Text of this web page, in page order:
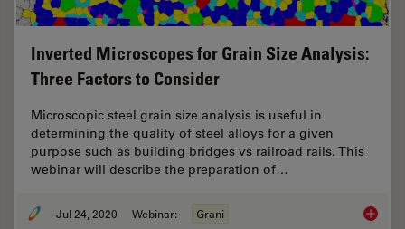
Inverted Microscopes for Grain Size Analysis:
Three Factors to Consider
Microscopic steel grain size analysis is useful in
determining the quality of steel alloys for a given
purpose such as building bridges vs railroad rails. This
webinar will describe the preparation of…
Jul 24, 2020 Webinar: Grani